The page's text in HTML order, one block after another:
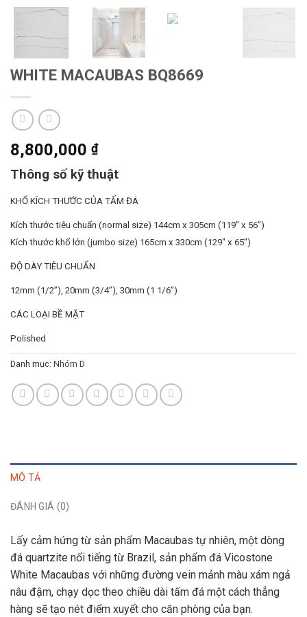
WHITE MACAUBAS BQ8669
8,800,000 ₫
Thông số kỹ thuật
KHỔ KÍCH THƯỚC CỦA TẤM ĐÁ
Kích thước tiêu chuẩn (normal size) 144cm x 305cm (119” x 56”)
Kích thước khổ lớn (jumbo size) 165cm x 330cm (129″ x 65″)
ĐỘ DÀY TIÊU CHUẨN
12mm (1/2”), 20mm (3/4”), 30mm (1 1/6”)
CÁC LOẠI BỀ MẶT
Polished
Danh mục: Nhóm D
MÔ TẢ
ĐÁNH GIÁ (0)
Lấy cảm hứng từ sản phẩm Macaubas tự nhiên, một dòng
đá quartzite nổi tiếng từ Brazil, sản phẩm đá Vicostone
White Macaubas với những đường vein mảnh màu xám ngả
nâu đậm, chạy dọc theo chiều dài tấm đá một cách thẳng
hàng sẽ tạo nét điểm xuyết cho căn phòng của bạn.